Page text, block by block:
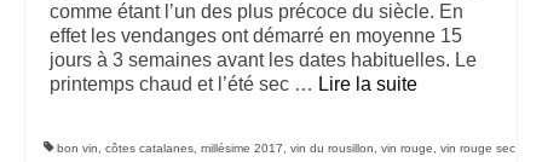
comme étant l’un des plus précoce du siècle. En
effet les vendanges ont démarré en moyenne 15
jours à 3 semaines avant les dates habituelles. Le
printemps chaud et l’été sec … Lire la suite­­
bon vin, côtes catalanes, millésime 2017, vin du rousillon, vin rouge, vin rouge sec